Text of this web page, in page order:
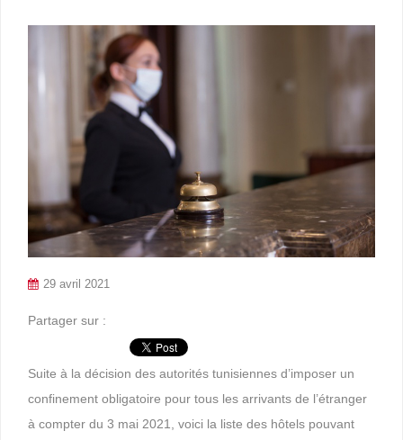
29 avril 2021
Partager sur :
Suite à la décision des autorités tunisiennes d’imposer un
confinement obligatoire pour tous les arrivants de l’étranger
à compter du 3 mai 2021, voici la liste des hôtels pouvant